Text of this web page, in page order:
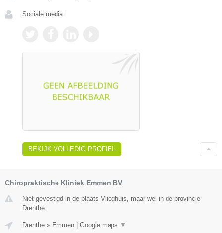
Sociale media:
BEKIJK VOLLEDIG PROFIEL
Chiropraktische Kliniek Emmen BV
Niet gevestigd in de plaats Vlieghuis, maar wel in de provincie
Drenthe.
Drenthe » Emmen | Google maps ▼